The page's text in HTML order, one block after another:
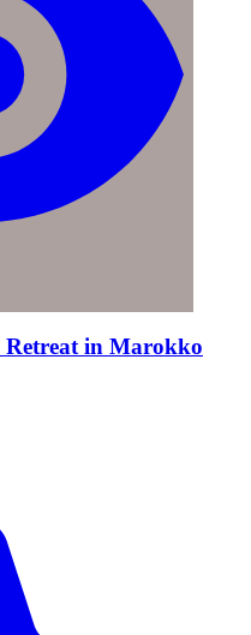
Retreat in Marokko